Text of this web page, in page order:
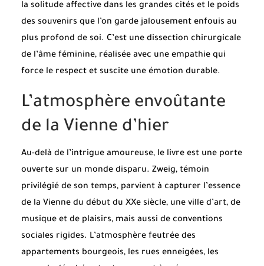
la solitude affective dans les grandes cités et le poids
des souvenirs que l’on garde jalousement enfouis au
plus profond de soi. C’est une dissection chirurgicale
de l’âme féminine, réalisée avec une empathie qui
force le respect et suscite une émotion durable.
L’atmosphère envoûtante
de la Vienne d’hier
Au-delà de l’intrigue amoureuse, le livre est une porte
ouverte sur un monde disparu. Zweig, témoin
privilégié de son temps, parvient à capturer l’essence
de la Vienne du début du XXe siècle, une ville d’art, de
musique et de plaisirs, mais aussi de conventions
sociales rigides. L’atmosphère feutrée des
appartements bourgeois, les rues enneigées, les